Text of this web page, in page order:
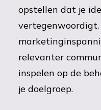
opstellen dat je
vertegenwoordigt.
relevanter
inspelen op de
je doelgroep.